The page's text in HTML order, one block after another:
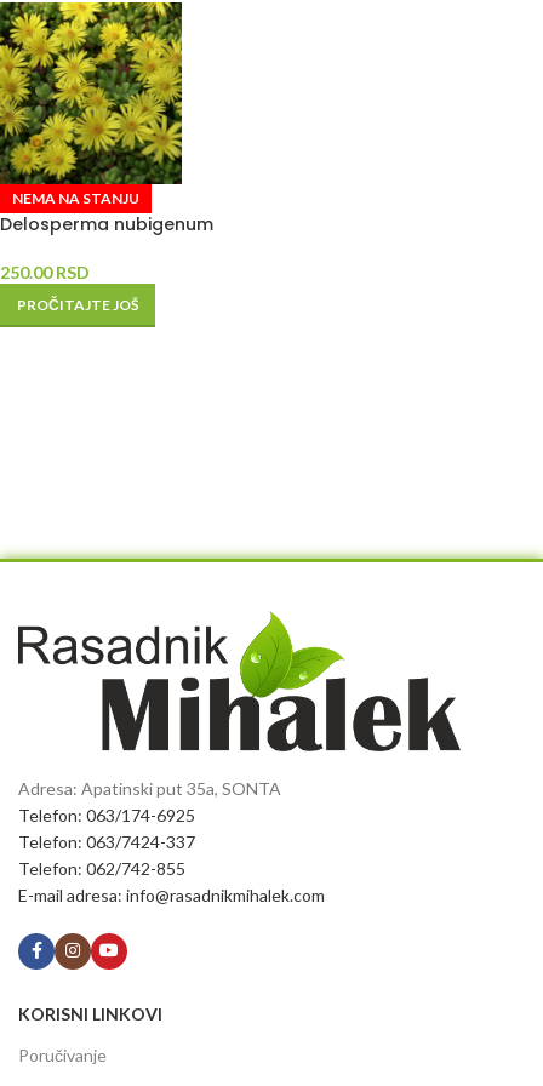
NEMA NA STANJU
Delosperma nubigenum
250.00RSD
PROČITAJTE JOŠ
Adresa: Apatinski put 35a, SONTA
Telefon: 063/174-6925
Telefon: 063/7424-337
Telefon: 062/742-855
E-mail adresa: info@rasadnikmihalek.com
KORISNI LINKOVI
Poručivanje